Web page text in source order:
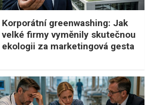
Korporátní greenwashing: Jak
velké firmy vyměnily skutečnou
ekologii za marketingová gesta